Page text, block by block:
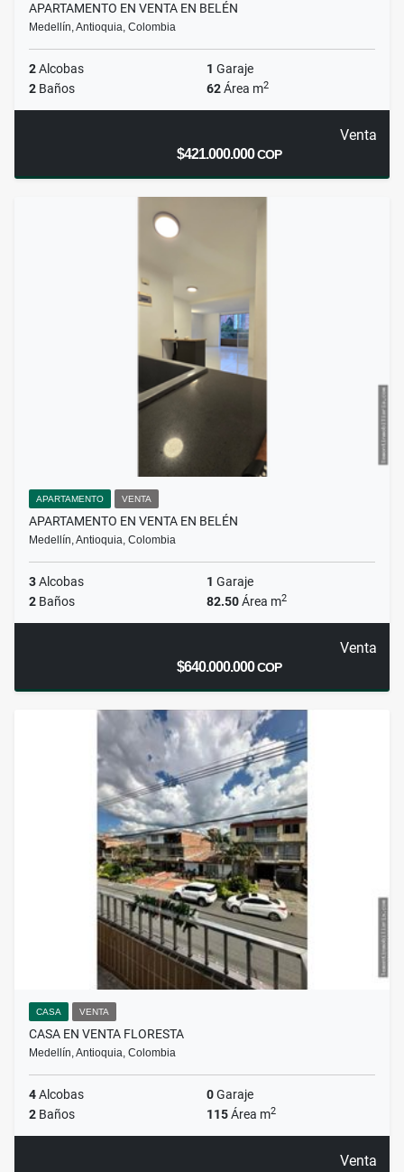
APARTAMENTO EN VENTA EN BELÉN
Medellín, Antioquia, Colombia
2Alcobas 1 Garaje
2 Baños 62Área m2
Venta
$421.000.000COP
APARTAMENTO VENTA
APARTAMENTO EN VENTA EN BELÉN
Medellín, Antioquia, Colombia
3Alcobas 1 Garaje
2 Baños 82.50Área m2
Venta
$640.000.000COP
CASA VENTA
CASA EN VENTA FLORESTA
Medellín, Antioquia, Colombia
4Alcobas 0Garaje
2 Baños 115Área m2
Venta